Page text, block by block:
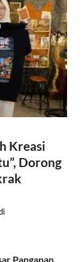
Kreasi
Dorong
Panganan